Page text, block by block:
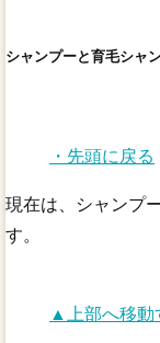
シャンプーと育毛シャ
・先頭に戻る
現在は、シャンプ
す。
▲上部へ移動